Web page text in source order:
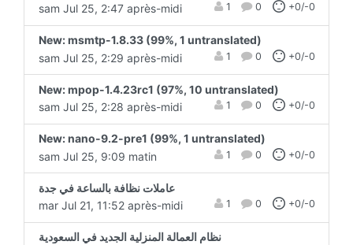
sam Jul 25, 2:47 après-midi
1 0 +0/-0
New: msmtp-1.8.33 (99%, 1 untranslated)
sam Jul 25, 2:29 après-midi
1 0 +0/-0
New: mpop-1.4.23rc1 (97%, 10 untranslated)
sam Jul 25, 2:28 après-midi
1 0 +0/-0
New: nano-9.2-pre1 (99%, 1 untranslated)
sam Jul 25, 9:09 matin
1 0 +0/-0
عاملات نظافة بالساعة في جدة
mar Jul 21, 11:52 après-midi
1 0 +0/-0
نظام العمالة المنزلية الجديد في السعودية